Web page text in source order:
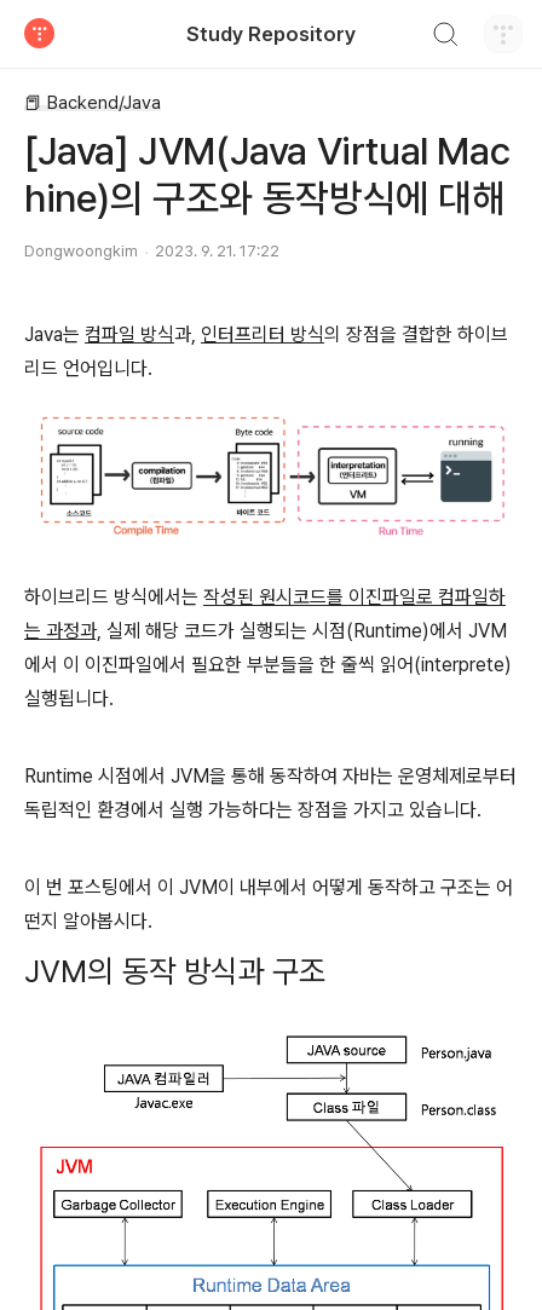
Study Repository
📕 Backend/Java
[Java] JVM(Java Virtual Mac
hine)의 구조와 동작방식에 대해
Dongwoongkim 2023. 9. 21. 17:22
Java는 컴파일 방식과, 인터프리터 방식의 장점을 결합한 하이브
리드 언어입니다.
하이브리드 방식에서는 작성된 원시코드를 이진파일로 컴파일하
는 과정과, 실제 해당 코드가 실행되는 시점(Runtime)에서 JVM
에서 이 이진파일에서 필요한 부분들을 한 줄씩 읽어(interprete)
실행됩니다.
Runtime 시점에서 JVM을 통해 동작하여 자바는 운영체제로부터
독립적인 환경에서 실행 가능하다는 장점을 가지고 있습니다.
이 번 포스팅에서 이 JVM이 내부에서 어떻게 동작하고 구조는 어
떤지 알아봅시다.
JVM의 동작 방식과 구조